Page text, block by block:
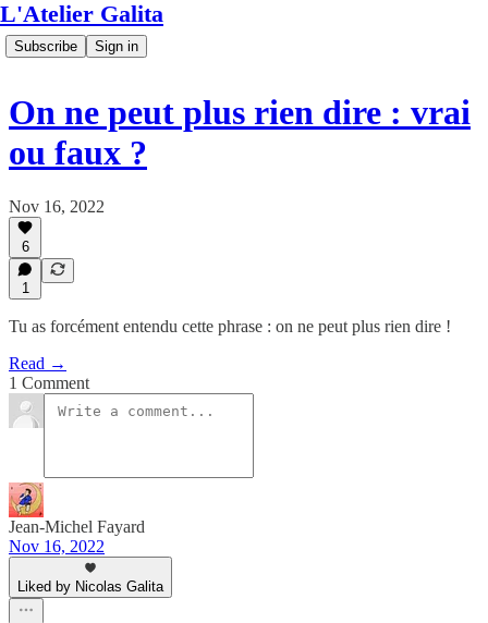
L'Atelier Galita
Subscribe Sign in
On ne peut plus rien dire : vrai
ou faux ?
Nov 16, 2022
6
1
Tu as forcément entendu cette phrase : on ne peut plus rien dire !
Read →
1 Comment
Jean-Michel Fayard
Nov 16, 2022
Liked by Nicolas Galita